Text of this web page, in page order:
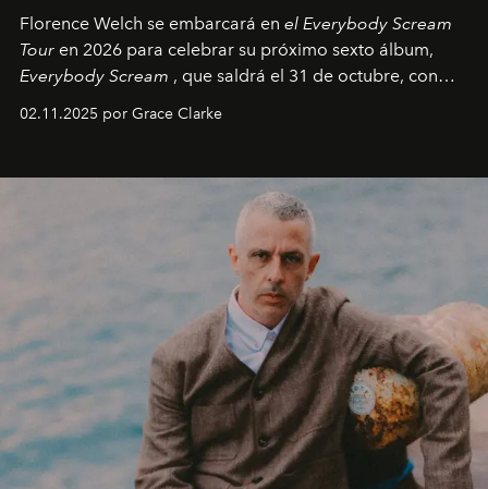
Florence Welch se embarcará en el Everybody Scream
Tour en 2026 para celebrar su próximo sexto álbum,
Everybody Scream , que saldrá el 31 de octubre, con
fechas en Norteamérica a partir de abril del próximo
02.11.2025 por Grace Clarke